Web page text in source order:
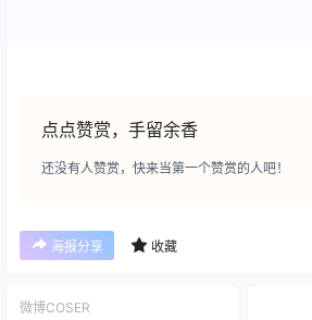
点点赞赏，手留余香
还没有人赞赏，快来当第一个赞赏的人吧！
海报分享 收藏
微博COSER